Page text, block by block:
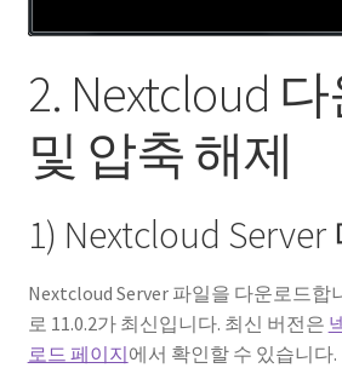
2. Nextcloud
및 압축 해제
1) Nextcloud
Nextcloud Server 파일을 다운로드합
로 11.0.2가 최신입니다. 최신 버전은
로드 페이지에서 확인할 수 있습니다.